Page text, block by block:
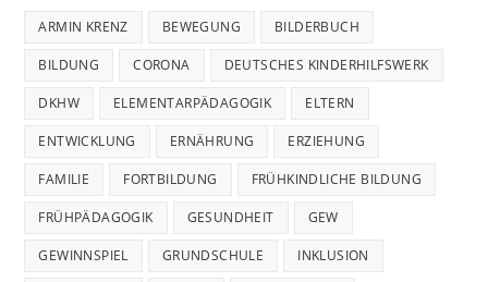
ARMIN KRENZ BEWEGUNG BILDERBUCH
BILDUNG CORONA DEUTSCHES KINDERHILFSWERK
DKHW ELEMENTARPÄDAGOGIK ELTERN
ENTWICKLUNG ERNÄHRUNG ERZIEHUNG
FAMILIE FORTBILDUNG FRÜHKINDLICHE BILDUNG
FRÜHPÄDAGOGIK GESUNDHEIT GEW
GEWINNSPIEL GRUNDSCHULE INKLUSION